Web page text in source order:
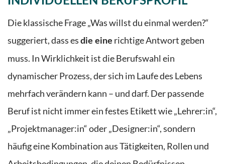
Die klassische Frage „Was willst du einmal werden?“
suggeriert, dass es die eine richtige Antwort geben
muss. In Wirklichkeit ist die Berufswahl ein
dynamischer Prozess, der sich im Laufe des Lebens
mehrfach verändern kann – und darf. Der passende
Beruf ist nicht immer ein festes Etikett wie „Lehrer:in“,
„Projektmanager:in“ oder „Designer:in“, sondern
häufig eine Kombination aus Tätigkeiten, Rollen und